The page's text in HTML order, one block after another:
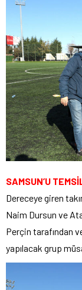
SAMSUN’U
Dereceye giren
Naim Dursun ve
Perçin tarafından
yapılacak grup